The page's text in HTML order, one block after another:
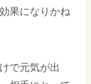
果になりかね
で元気が出